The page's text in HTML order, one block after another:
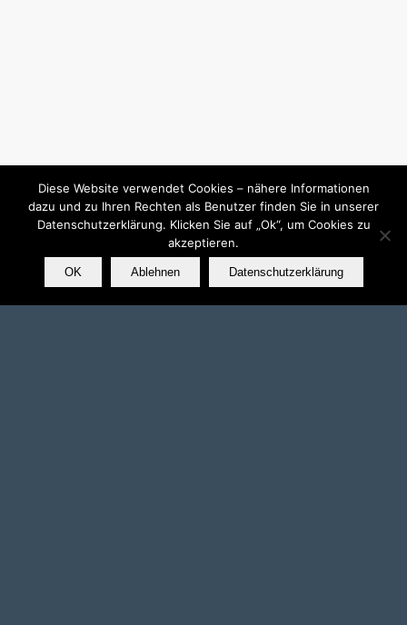
Diese Website verwendet Cookies – nähere Informationen
dazu und zu Ihren Rechten als Benutzer finden Sie in unserer
Datenschutzerklärung. Klicken Sie auf „Ok“, um Cookies zu
akzeptieren.
OK Ablehnen Datenschutzerklärung